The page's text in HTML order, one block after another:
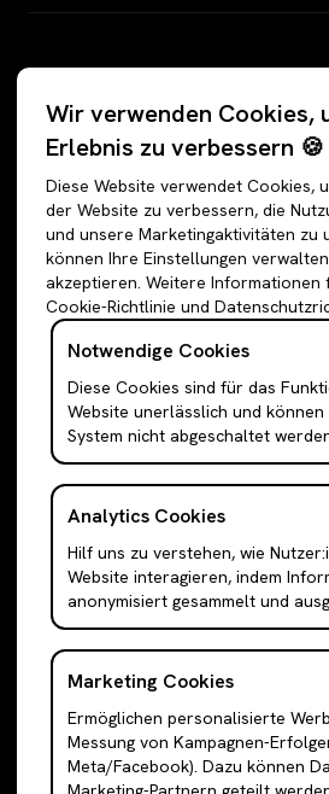
Alle Angebote
Schuhe
Oberteile
Sweatshirts & Hoodies
Shirts & Blusen
T-Shirts
Cami Top & Ärmellos
Schulterfreie Oberteile
Boleros & Shrugs
Anzugwesten & Polunder
Langarm Oberteile
Bodysuits
Outerwear
Jacken
Cardigans
Blazer
Mäntel & Trenchcoats
Puffer & Bomber Jacken
Mini
Midi
Midi
Maxi
Wir verwenden Cookies,
Erlebnis zu verbessern 🍪
Diese Website verwendet Cookies,
der Website zu verbessern, die
und unsere Marketingaktivitäten zu
können Ihre Einstellungen
akzeptieren. Weitere Informationen
Cookie-Richtlinie und
Notwendige Cookies
Diese Cookies sind für das
Website unerlässlich und können
System nicht abgeschaltet
Analytics Cookies
Hilf uns zu verstehen, wie
Website interagieren, indem
anonymisiert gesammelt und
Marketing Cookies
Ermöglichen personalisierte
Messung von Kampagnen-
Meta/Facebook). Dazu können